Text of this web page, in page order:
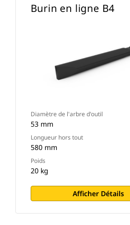
Burin en ligne B4
Diamètre de l'arbre d'outil
53 mm
Longueur hors tout
580 mm
Poids
20 kg
Afficher Détails